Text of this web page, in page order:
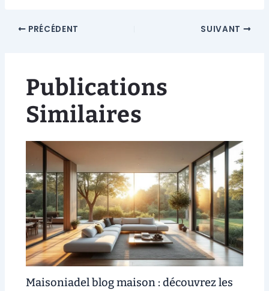
PRÉCÉDENT SUIVANT
Publications
Similaires
Maisoniadel blog maison : découvrez les